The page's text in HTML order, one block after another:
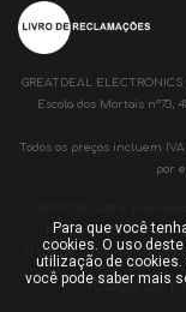
GREATDEAL
Escola dos Mortais nº73,
Todos os preços incluem
por
Mortais nº73, 4520-465
O acesso a
Todos os
Para que você
cookies. O uso
utilização de cookies.
você pode saber mais